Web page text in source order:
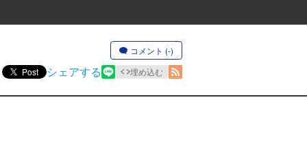
コメント (-)
Post シェアする 埋め込む